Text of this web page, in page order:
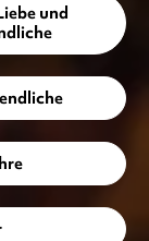
und